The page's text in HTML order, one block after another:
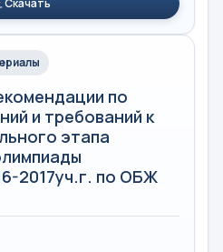
Скачать
по
и требований к
этапа
2017уч.г. по ОБЖ